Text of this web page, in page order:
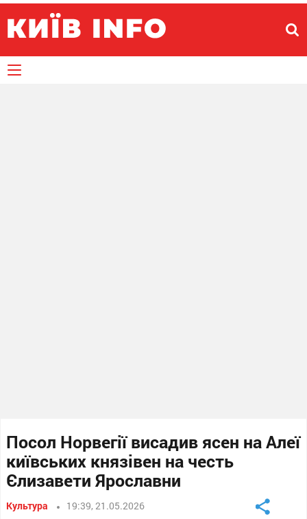
Посол Норвегії висадив ясен на Алеї
київських князівен на честь
Єлизавети Ярославни
Культура 19:39, 21.05.2026